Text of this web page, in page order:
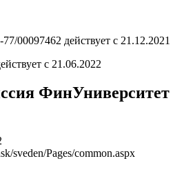
00097462 действует с 21.12.2021
с 21.06.2022
ФинУниверситет
sveden/Pages/common.aspx